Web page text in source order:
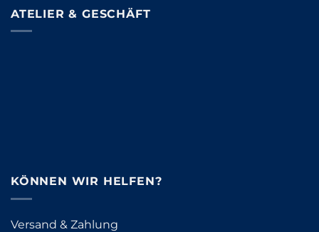
ATELIER & GESCHÄFT
KÖNNEN WIR HELFEN?
Versand & Zahlung